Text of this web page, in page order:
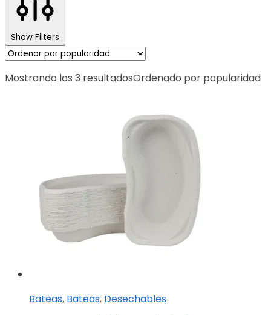
Show Filters
Mostrando los 3 resultadosOrdenado por popularidad
Bateas, Bateas, Desechables